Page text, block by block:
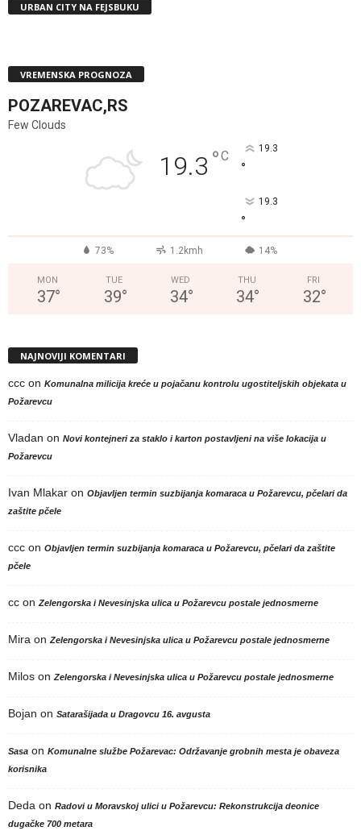
URBAN CITY NA FEJSBUKU
VREMENSKA PROGNOZA
POZAREVAC,RS
Few Clouds
19.3 °C 19.3
°
19.3
°
73% 1.2kmh 14%
MON
37°
TUE
39°
WED
34°
THU
34°
FRI
32°
NAJNOVIJI KOMENTARI
ccc on Komunalna milicija kreće u pojačanu kontrolu ugostiteljskih objekata u
Požarevcu
Vladan on Novi kontejneri za staklo i karton postavljeni na više lokacija u
Požarevcu
Ivan Mlakar on Objavljen termin suzbijanja komaraca u Požarevcu, pčelari da
zaštite pčele
ccc on Objavljen termin suzbijanja komaraca u Požarevcu, pčelari da zaštite
pčele
cc on Zelengorska i Nevesinjska ulica u Požarevcu postale jednosmerne
Mira on Zelengorska i Nevesinjska ulica u Požarevcu postale jednosmerne
Milos on Zelengorska i Nevesinjska ulica u Požarevcu postale jednosmerne
Bojan on Satarašijada u Dragovcu 16. avgusta
Sasa on Komunalne službe Požarevac: Održavanje grobnih mesta je obaveza
korisnika
Deda on Radovi u Moravskoj ulici u Požarevcu: Rekonstrukcija deonice
dugačke 700 metara